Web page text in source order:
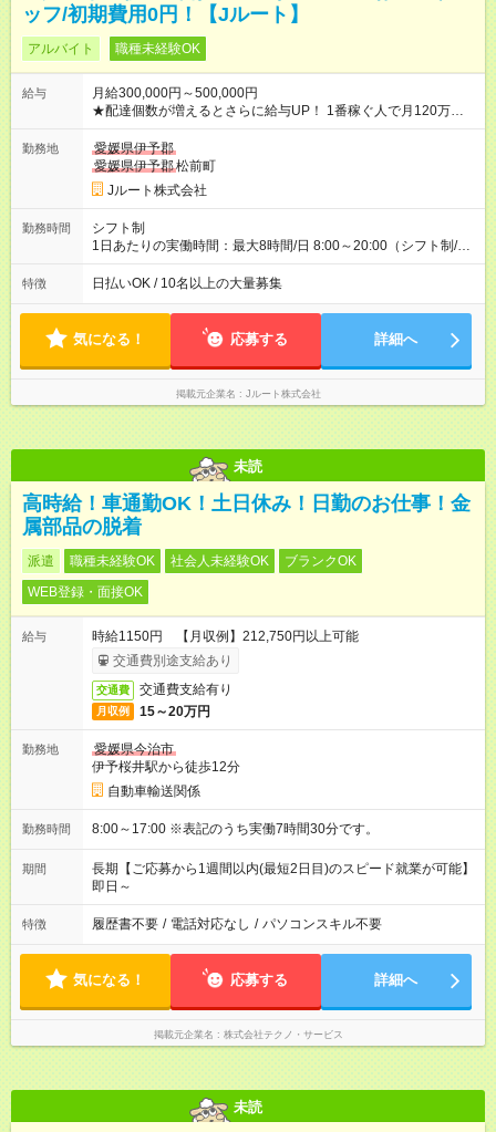
ッフ/初期費用0円！【Jルート】
アルバイト 職種未経験OK
給与
月給300,000円～500,000円
★配達個数が増えるとさらに給与UP！ 1番稼ぐ人で月120万ほ
ど！ ・主要都市エリア 月収55万円／週5日稼働 月収65万~112
万円／週6日稼働 ・地方郊外エリア 月収40万円／週5日稼働 月
収40万円~50万円／週6日稼働 ＜モデルイメージ＞ ■月収50万
円 (27歳男性/江東区在住)※元建築関係 1日150個配達×25日勤務
(日休み) ■月収80万円(43歳男性/墨田区在住)※元営業 1日200個
勤務地
愛媛県伊予郡
愛媛県伊予郡松前町
Jルート株式会社
勤務時間
シフト制
1日あたりの実働時間：最大8時間/日 8:00～20:00（シフト制/実
働8時間） ※週5日勤務（場所次第では週4も有り） ※配達状況に
よって時間外での勤務可能性有り ※案件により多少の前後あり
特徴 日払いOK / 10名以上の大量募集
気になる！ 応募する 詳細へ
掲載元企業名 Jルート株式会社
未読
高時給！車通勤OK！土日休み！日勤のお仕事！金
属部品の脱着
派遣 職種未経験OK 社会人未経験OK
ブランクOK
WEB登録・面接OK
給与
時給1150円 【月収例】212,750円以上可能
交通費別途支給あり
交通費 交通費支給有り
月収例 15～20万円
勤務地
愛媛県今治市
伊予桜井駅から徒歩12分
自動車輸送関係
勤務時間 8:00～17:00 ※表記のうち実働7時間30分です。
期間
長期【ご応募から1週間以内(最短2日目)のスピード就業が可能】
即日～
特徴 履歴書不要 / 電話対応なし / パソコンスキル不要
気になる！ 応募する 詳細へ
掲載元企業名 株式会社テクノ・サービス
未読